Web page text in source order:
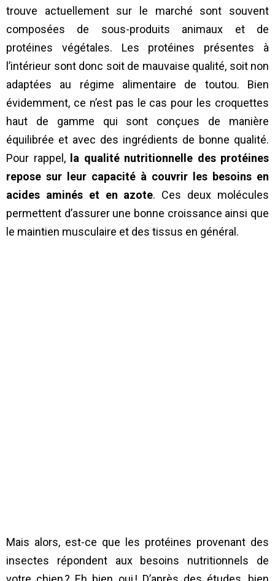
trouve actuellement sur le marché sont souvent
composées de sous-produits animaux et de
protéines végétales. Les protéines présentes à
l’intérieur sont donc soit de mauvaise qualité, soit non
adaptées au régime alimentaire de toutou. Bien
évidemment, ce n’est pas le cas pour les croquettes
haut de gamme qui sont conçues de manière
équilibrée et avec des ingrédients de bonne qualité.
Pour rappel,
la qualité nutritionnelle des protéines
repose sur leur capacité à couvrir les besoins en
acides aminés et en azote. Ces deux molécules
permettent d’assurer une bonne croissance ainsi que
le maintien musculaire et des tissus en général.
Mais alors, est-ce que les protéines provenant des
insectes répondent aux besoins nutritionnels de